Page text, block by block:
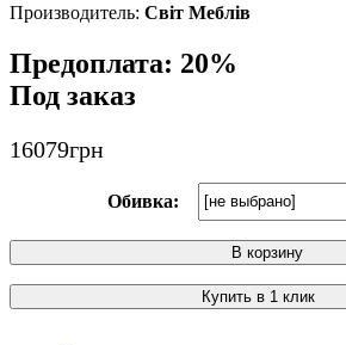
Світ Меблів
Предоплата: 20%
Под заказ
16079грн
Обивка:
В корзину
Купить в 1 клик